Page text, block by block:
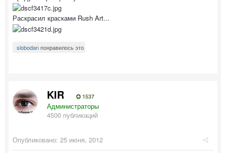
Раскрасил красками Rush Art...
slobodanпонравилось это
KIR 1537
Администраторы
4500 публикаций
Опубликовано: 25 июня, 2012